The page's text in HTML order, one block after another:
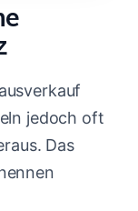
jedoch oft
Das